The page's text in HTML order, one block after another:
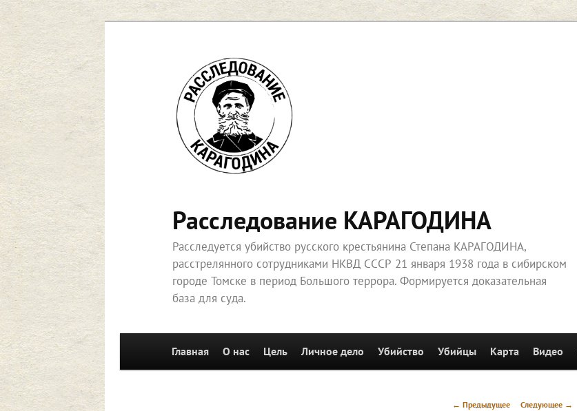
Перейти
к
основному
содержимому
Расследование КАРАГОДИНА
Расследуется убийство русского крестьянина Степана КАРАГОДИНА,
расстрелянного сотрудниками НКВД СССР 21 января 1938 года в сибирском
городе Томске в период Большого террора. Формируется доказательная
база для суда.
Перейти к основному содержимому
Главная О нас Цель Личное дело Убийство Убийцы Карта Видео
Навигация
← Предыдущее Следующее →